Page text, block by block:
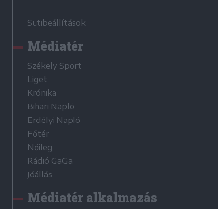
Sütibeállítások
Médiatér
Székely Sport
Liget
Krónika
Bihari Napló
Erdélyi Napló
Főtér
Nőileg
Rádió GaGa
Jóállás
Médiatér alkalmazás